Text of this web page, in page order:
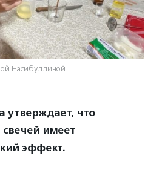
Насибуллиной
утверждает, что
свечей имеет
эффект.